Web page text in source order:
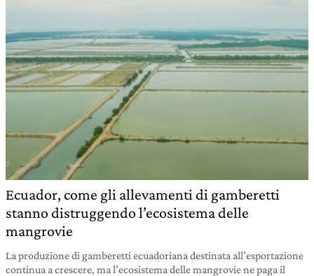
Ecuador, come gli allevamenti di gamberetti
stanno distruggendo l’ecosistema delle
mangrovie
La produzione di gamberetti ecuadoriana destinata all’esportazione
continua a crescere, ma l’ecosistema delle mangrovie ne paga il